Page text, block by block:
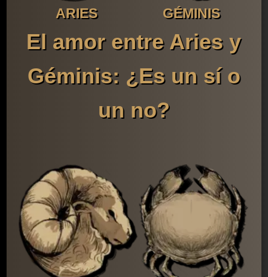
ARIES GÉMINIS
El amor entre Aries y
Géminis: ¿Es un sí o
un no?